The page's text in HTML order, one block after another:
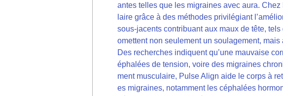
antes telles que les migraines avec aura.
laire grâce à des méthodes privilégiant
sous-jacents contribuant aux maux de tête,
omettent non seulement un soulagement,
Des recherches indiquent qu’une mauvaise
éphalées de tension, voire des migraines
ment musculaire, Pulse Align aide le corps à
es migraines, notamment les céphalées